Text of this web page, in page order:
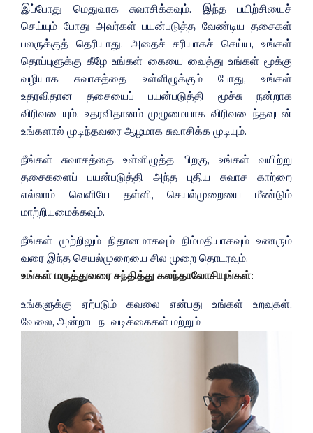
இப்போது மெதுவாக சுவாசிக்கவும். இந்த பயிற்சியைச்
செய்யும் போது அவர்கள் பயன்படுத்த வேண்டிய தசைகள்
பலருக்குத் தெரியாது. அதைச் சரியாகச் செய்ய, உங்கள்
தொப்புளுக்கு கீழே உங்கள் கையை வைத்து உங்கள் மூக்கு
வழியாக சுவாசத்தை உள்ளிழுக்கும் போது, உங்கள்
உதரவிதான தசையைப் பயன்படுத்தி மூச்சு நன்றாக
விரிவடையும். உதரவிதானம் முழுமையாக விரிவடைந்தவுடன்
உங்களால் முடிந்தவரை ஆழமாக சுவாசிக்க முடியும்.
நீங்கள் சுவாசத்தை உள்ளிழுத்த பிறகு, உங்கள் வயிற்று
தசைகளைப் பயன்படுத்தி அந்த புதிய சுவாச காற்றை
எல்லாம் வெளியே தள்ளி, செயல்முறையை மீண்டும்
மாற்றியமைக்கவும்.
நீங்கள் முற்றிலும் நிதானமாகவும் நிம்மதியாகவும் உணரும்
வரை இந்த செயல்முறையை சில முறை தொடரவும்.
உங்கள் மருத்துவரை சந்தித்து கலந்தாலோசியுங்கள்:
உங்களுக்கு ஏற்படும் கவலை என்பது உங்கள் உறவுகள்,
வேலை, அன்றாட நடவடிக்கைகள் மற்றும்